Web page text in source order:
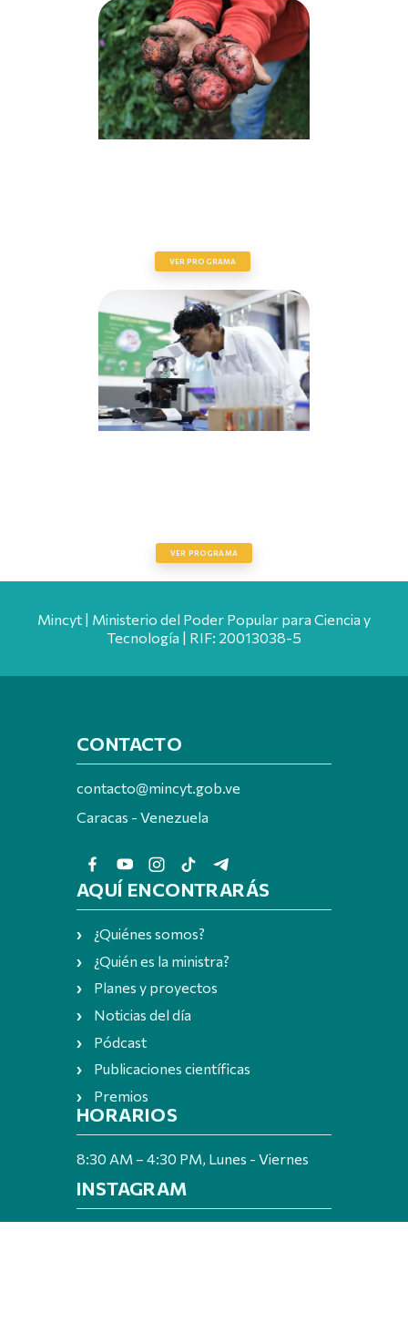
VER PROGRAMA
VER PROGRAMA
Mincyt | Ministerio del Poder Popular para Ciencia y
Tecnología | RIF: 20013038-5
CONTACTO
contacto@mincyt.gob.ve
Caracas - Venezuela
AQUÍ ENCONTRARÁS
¿Quiénes somos?
¿Quién es la ministra?
Planes y proyectos
Noticias del día
Pódcast
Publicaciones científicas
Premios
HORARIOS
8:30 AM – 4:30 PM, Lunes - Viernes
INSTAGRAM